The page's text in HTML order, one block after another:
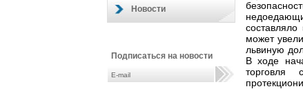
Новости
Подписаться на новости
может
львиную
В ходе
торговля